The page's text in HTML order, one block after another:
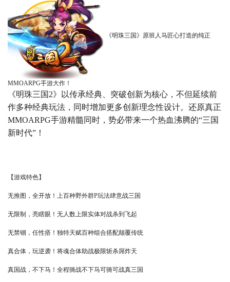
《明珠三国》原班人马匠心打造的纯正
MMOARPG手游大作！
《明珠三国2》以传承经典、突破创新为核心，不但延续前
作多种经典玩法，同时增加更多创新理念性设计。还原真正
MMOARPG手游精髓同时，势必带来一个热血沸腾的“三国
新时代”！
【游戏特色】
无推图，全开放！上百种野外群P玩法肆意战三国
无限制，亮瞎眼！无人数上限实体对战杀到飞起
无禁锢，任性搭！独特天赋百种组合搭配颠覆传统
真合体，玩逆袭！将魂合体助战极限斩杀屌炸天
真国战，不下马！全程骑战不下马可骑可战真三国